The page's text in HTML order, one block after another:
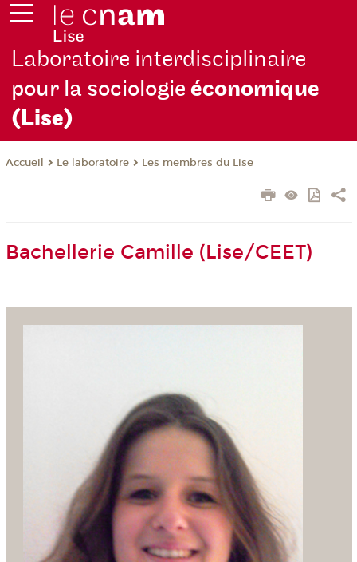
Laboratoire interdisciplinaire
pour la sociologieéconomique
(Lise)
Accueil Le laboratoire Les membres du Lise
Bachellerie Camille (Lise/CEET)